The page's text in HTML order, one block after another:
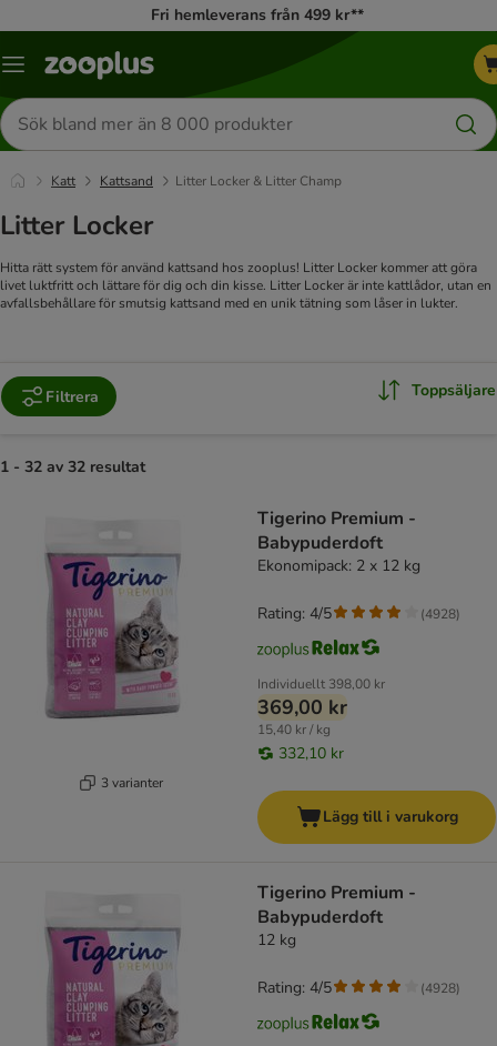
Fri hemleverans från 499 kr**
Katalogmeny
Sök
efter
produkter
Katt Kattsand Litter Locker & Litter Champ
Litter Locker
Hitta rätt system för använd kattsand hos zooplus! Litter Locker kommer att göra
livet luktfritt och lättare för dig och din kisse. Litter Locker är inte kattlådor, utan en
avfallsbehållare för smutsig kattsand med en unik tätning som låser in lukter.
Filtrera Toppsäljare
1 - 32 av 32 resultat
3 varianter
Tigerino Premium -
Babypuderdoft
Ekonomipack: 2 x 12 kg
Individuellt 398,00 kr
369,00 kr
15,40 kr / kg
332,10 kr
Rating: 4/5 (4928)
Lägg till i varukorg
Tigerino Premium -
Babypuderdoft
12 kg
Rating: 4/5 (4928)